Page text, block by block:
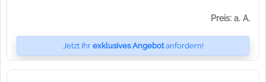
Preis: a. A.
Jetzt Ihr exklusives Angebotanfordern!